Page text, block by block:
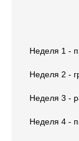
Неделя 1 -
Неделя 2 -
Неделя 3 -
Неделя 4 -